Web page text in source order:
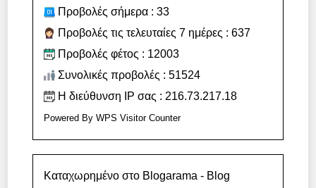
Προβολές σήμερα : 33
Προβολές τις τελευταίες 7 ημέρες : 637
Προβολές φέτος : 12003
Συνολικές προβολές : 51524
Η διεύθυνση IP σας : 216.73.217.18
Powered ByWPS Visitor Counter
Καταχωρημένο στο Blogarama - Blog